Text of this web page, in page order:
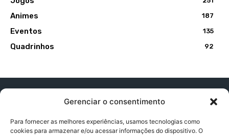
Gerenciar o consentimento
Para fornecer as melhores experiências, usamos tecnologias como
cookies para armazenar e/ou acessar informações do dispositivo. O
Animes 187
Eventos 135
Quadrinhos 92